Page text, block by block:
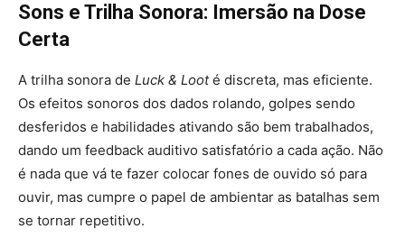
Sons e Trilha Sonora: Imersão na Dose
Certa
A trilha sonora de Luck & Looté discreta, mas eficiente.
Os efeitos sonoros dos dados rolando, golpes sendo
desferidos e habilidades ativando são bem trabalhados,
dando um feedback auditivo satisfatório a cada ação. Não
é nada que vá te fazer colocar fones de ouvido só para
ouvir, mas cumpre o papel de ambientar as batalhas sem
se tornar repetitivo.